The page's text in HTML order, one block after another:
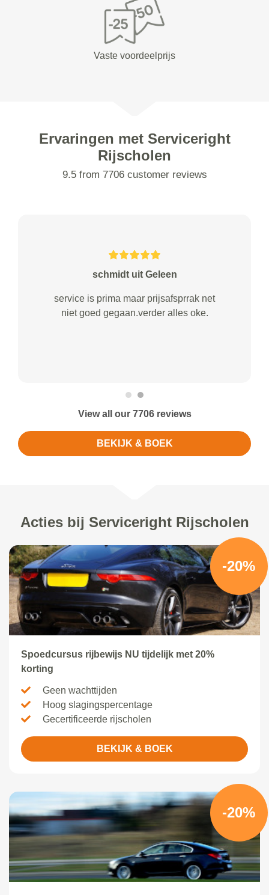
Vaste voordeelprijs
Ervaringen met Serviceright
Rijscholen
9.5 from 7706 customer reviews
schmidt uit Geleen
service is prima maar prijsafsprrak net
niet goed gegaan.verder alles oke.
View all our 7706 reviews
BEKIJK & BOEK
Acties bij Serviceright Rijscholen
-20%
Spoedcursus rijbewijs NU tijdelijk met 20%
korting
Geen wachttijden
Hoog slagingspercentage
Gecertificeerde rijscholen
BEKIJK & BOEK
-20%